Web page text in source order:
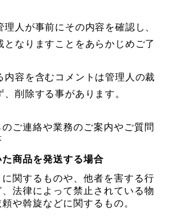
人が事前にその内容を確認し、
となりますことをあらかじめご了
内容を含むコメントは管理人の裁
削除する事があります。
ご連絡や業務のご案内やご質問
商品を発送する場合
関するものや、他者を害する行
法律によって禁止されている物
や斡旋などに関するもの。